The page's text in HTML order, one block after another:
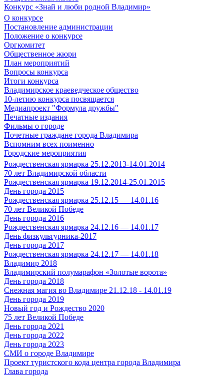
Конкурс «Знай и люби родной Владимир»
О конкурсе
Постановление администрации
Положение о конкурсе
Оргкомитет
Общественное жюри
План мероприятий
Вопросы конкурса
Итоги конкурса
Владимирское краеведческое общество
10-летию конкурса посвящается
Медиапроект "Формула дружбы"
Печатные издания
Фильмы о городе
Почетные граждане города Владимира
Вспомним всех поименно
Городские мероприятия
Рождественская ярмарка 25.12.2013-14.01.2014
70 лет Владимирской области
Рождественская ярмарка 19.12.2014-25.01.2015
День города 2015
Рождественская ярмарка 25.12.15 — 14.01.16
70 лет Великой Победе
День города 2016
Рождественская ярмарка 24.12.16 — 14.01.17
День физкультурника-2017
День города 2017
Рождественская ярмарка 24.12.17 — 14.01.18
Владимир 2018
Владимирский полумарафон «Золотые ворота»
День города 2018
Снежная магия во Владимире 21.12.18 - 14.01.19
День города 2019
Новый год и Рождество 2020
75 лет Великой Победе
День города 2021
День города 2022
День города 2023
СМИ о городе Владимире
Проект туристского кода центра города Владимира
Глава города